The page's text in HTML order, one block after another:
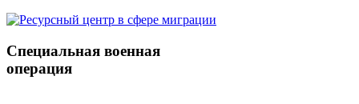
Специальная военная
операция